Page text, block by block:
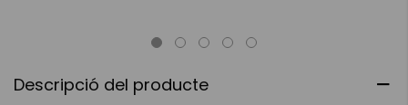
Descripció del producte